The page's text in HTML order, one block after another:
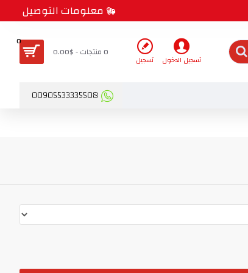
معلومات التوصيل
تسجيل الدخول تسجيل
0 منتجات - $0.00
0
00905533335508